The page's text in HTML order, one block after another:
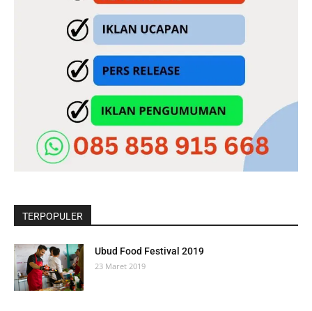
TERPOPULER
Ubud Food Festival 2019
23 Maret 2019